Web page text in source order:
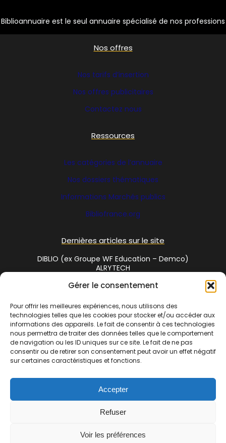
Gérer le consentement
Pour offrir les meilleures expériences, nous utilisons des
technologies telles que les cookies pour stocker et/ou accéder aux
informations des appareils. Le fait de consentir à ces technologies
nous permettra de traiter des données telles que le comportement
de navigation ou les ID uniques sur ce site. Le fait de ne pas
consentir ou de retirer son consentement peut avoir un effet négatif
sur certaines caractéristiques et fonctions.
Accepter
Refuser
Voir les préférences
Biblioannuaire est le seul annuaire spécialisé de nos professions
Nos offres
Nos tarifs d’insertion
Nos offres publicitaires
Contactez nous
Ressources
Les catégories de l’annuaire
Nos dossiers thématiques
Informations Marchés publics
Bibliofrance.org
Dernières articles sur le site
DIBLIO (ex Groupe WF Education – Demco)
ALRYTECH
Social Media
Twitter
Cet annuaire est une réalisation deBibliofrance.org, site
coopératif de bibliothécaires | La commercialisation de cet
espace est assuré parwww.bibliosud.org Association Loi 1901
enregistrée sous le RNA N° W342002610 – N° Siret 838 720 191
00017 – Adresse : 1 chemin des gandials 34260 Ceilhes et
Rocozels | Copyright © 2007-2024 Bibliofrance.org. Tous droits